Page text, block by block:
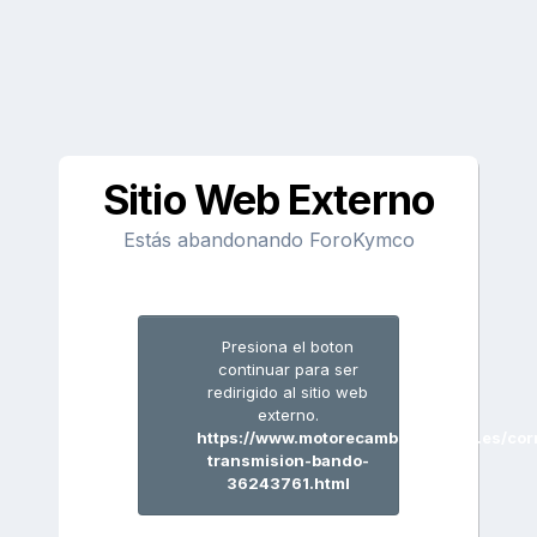
Sitio Web Externo
Estás abandonando ForoKymco
Presiona el boton
continuar para ser
redirigido al sitio web
externo.
https://www.motorecambiosvferrer.es/
transmision-bando-
36243761.html